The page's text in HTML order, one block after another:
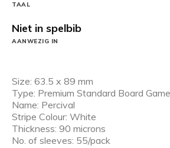
TAAL
Niet in spelbib
AANWEZIG IN
Size: 63.5 x 89 mm
Type: Premium Standard Board
Name: Percival
Stripe Colour: White
Thickness: 90 microns
No. of sleeves: 55/pack